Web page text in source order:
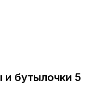
и бутылочки 5